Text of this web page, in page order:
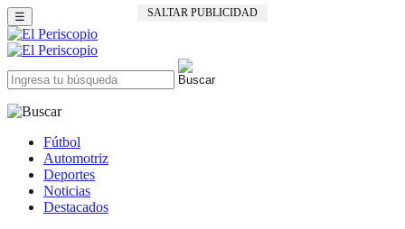
SALTAR PUBLICIDAD
☰
Fútbol
Automotriz
Deportes
Noticias
Destacados